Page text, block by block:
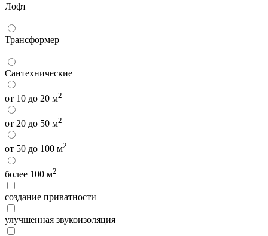
Лофт
Трансформер
Сантехнические
от 10 до 20 м2
от 20 до 50 м2
от 50 до 100 м2
более 100 м2
создание приватности
улучшенная звукоизоляция